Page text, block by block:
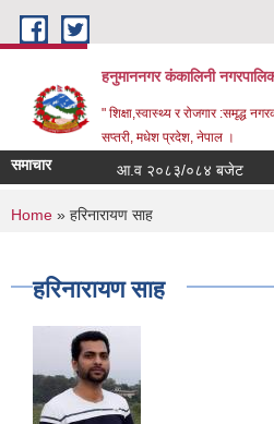
Skip to main content
हनुमाननगर कंकालिनी
" शिक्षा,स्वास्थ्य र रोजगार :समृद्ध
सप्तरी, मधेश प्रदेश, नेपाल ।
समाचार आ.व २०८३/०८४ बजेट
You are here
Home » हरिनारायण साह
हरिनारायण साह